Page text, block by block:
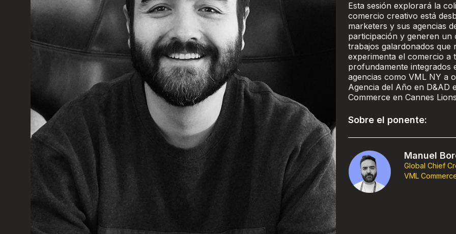
Esta sesión explorará la
comercio creativo está
marketers y sus agencias
participación y generen un
trabajos galardonados
experimenta el comercio a
profundamente integrados
agencias como VML NY a
Agencia del Año en D&AD
Commerce en Cannes
Sobre el ponente:
Manuel
Global Chief
VML